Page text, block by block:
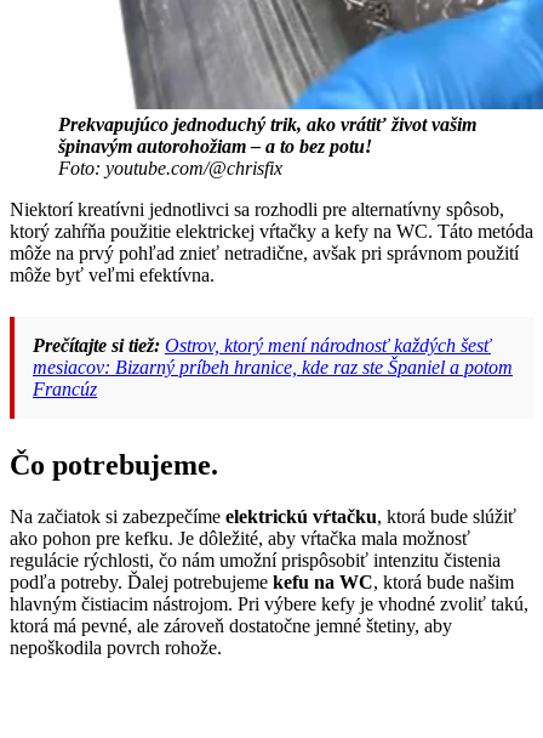
Prekvapujúco jednoduchý trik, ako vrátiť život vašim
špinavým autorohožiam – a to bez potu!
Foto: youtube.com/@chrisfix
Niektorí kreatívni jednotlivci sa rozhodli pre alternatívny spôsob,
ktorý zahŕňa použitie elektrickej vŕtačky a kefy na WC. Táto metóda
môže na prvý pohľad znieť netradične, avšak pri správnom použití
môže byť veľmi efektívna.
Prečítajte si tiež: Ostrov, ktorý mení národnosť každých šesť
mesiacov: Bizarný príbeh hranice, kde raz ste Španiel a potom
Francúz
Čo potrebujeme.
Na začiatok si zabezpečíme elektrickú vŕtačku, ktorá bude slúžiť
ako pohon pre kefku. Je dôležité, aby vŕtačka mala možnosť
regulácie rýchlosti, čo nám umožní prispôsobiť intenzitu čistenia
podľa potreby. Ďalej potrebujeme kefu na WC, ktorá bude našim
hlavným čistiacim nástrojom. Pri výbere kefy je vhodné zvoliť takú,
ktorá má pevné, ale zároveň dostatočne jemné štetiny, aby
nepoškodila povrch rohože.